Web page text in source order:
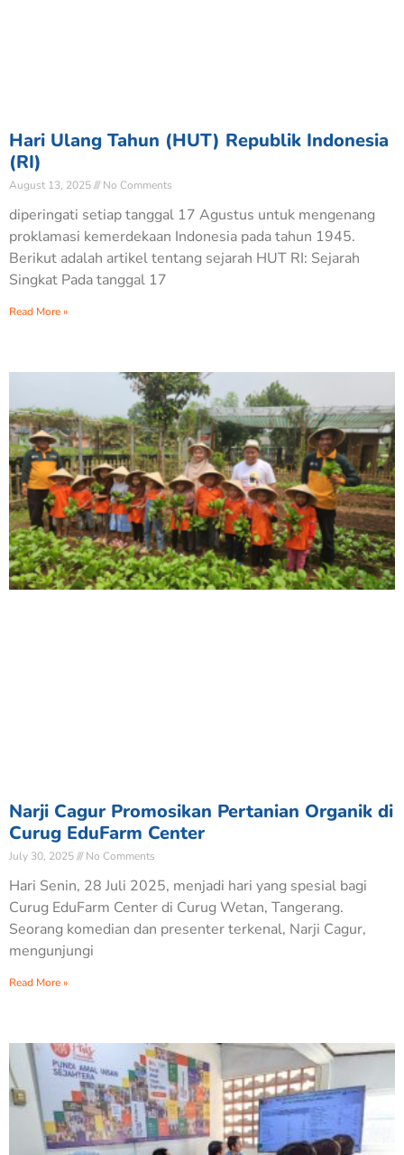
Hari Ulang Tahun (HUT) Republik Indonesia
(RI)
August 13, 2025 No Comments
diperingati setiap tanggal 17 Agustus untuk mengenang
proklamasi kemerdekaan Indonesia pada tahun 1945.
Berikut adalah artikel tentang sejarah HUT RI: Sejarah
Singkat Pada tanggal 17
Read More »
Narji Cagur Promosikan Pertanian Organik di
Curug EduFarm Center
July 30, 2025 No Comments
Hari Senin, 28 Juli 2025, menjadi hari yang spesial bagi
Curug EduFarm Center di Curug Wetan, Tangerang.
Seorang komedian dan presenter terkenal, Narji Cagur,
mengunjungi
Read More »